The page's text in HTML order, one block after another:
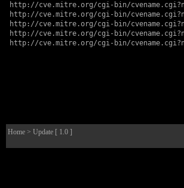
http://cve.mitre.org/cgi-bin/
http://cve.mitre.org/cgi-bin/
http://cve.mitre.org/cgi-bin/
http://cve.mitre.org/cgi-bin/
http://cve.mitre.org/cgi-bin/
Home > Update [ 1.0 ]